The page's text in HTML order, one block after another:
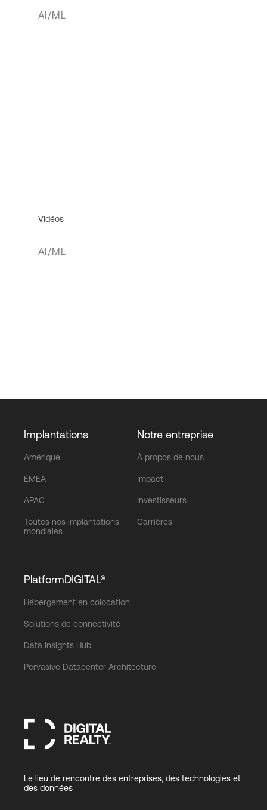
AI/ML
Vidéos
AI/ML
Implantations
Amérique
EMEA
APAC
Toutes nos implantations
mondiales
Notre entreprise
À propos de nous
Impact
Investisseurs
Carrières
PlatformDIGITAL®
Hébergement en colocation
Solutions de connectivité
Data Insights Hub
Pervasive Datacenter Architecture
Le lieu de rencontre des entreprises, des technologies et
des données